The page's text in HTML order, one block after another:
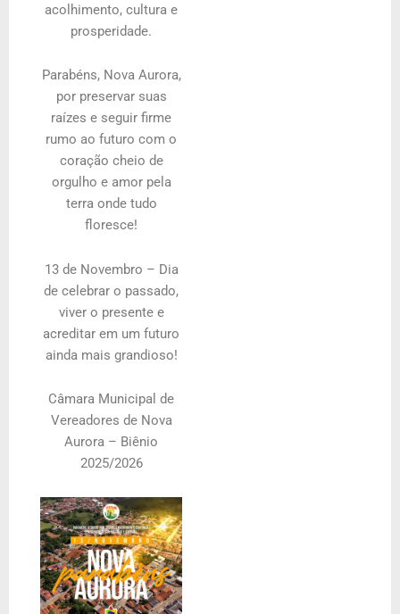
acolhimento, cultura e
prosperidade.
Parabéns, Nova Aurora,
por preservar suas
raízes e seguir firme
rumo ao futuro com o
coração cheio de
orgulho e amor pela
terra onde tudo
floresce!
13 de Novembro – Dia
de celebrar o passado,
viver o presente e
acreditar em um futuro
ainda mais grandioso!
Câmara Municipal de
Vereadores de Nova
Aurora – Biênio
2025/2026